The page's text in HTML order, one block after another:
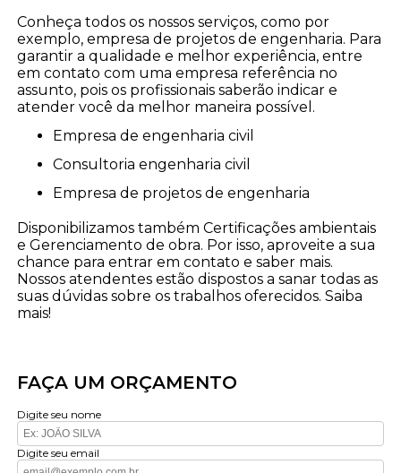
Conheça todos os nossos serviços, como por
exemplo, empresa de projetos de engenharia. Para
garantir a qualidade e melhor experiência, entre
em contato com uma empresa referência no
assunto, pois os profissionais saberão indicar e
atender você da melhor maneira possível.
empresa de engenharia civil
consultoria engenharia civil
empresa de projetos de engenharia
Disponibilizamos também Certificações ambientais
e Gerenciamento de obra. Por isso, aproveite a sua
chance para entrar em contato e saber mais.
Nossos atendentes estão dispostos a sanar todas as
suas dúvidas sobre os trabalhos oferecidos. Saiba
mais!
FAÇA UM ORÇAMENTO
Digite seu nome
Digite seu email